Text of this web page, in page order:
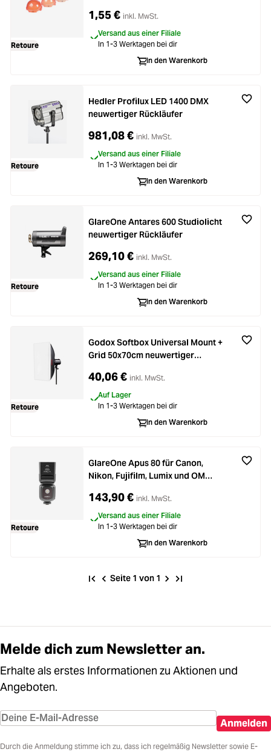
Retoure
1,55 € inkl. MwSt.
Versand aus einer Filiale
In 1-3 Werktagen bei dir
In den Warenkorb
Retoure
Hedler Profilux LED 1400 DMX
neuwertiger Rückläufer
981,08 € inkl. MwSt.
Versand aus einer Filiale
In 1-3 Werktagen bei dir
In den Warenkorb
Retoure
GlareOne Antares 600 Studiolicht
neuwertiger Rückläufer
269,10 € inkl. MwSt.
Versand aus einer Filiale
In 1-3 Werktagen bei dir
In den Warenkorb
Retoure
Godox Softbox Universal Mount +
Grid 50x70cm neuwertiger
40,06 € inkl. MwSt.
Auf Lager
In 1-3 Werktagen bei dir
In den Warenkorb
Retoure
GlareOne Apus 80 für Canon,
Nikon, Fujifilm, Lumix und OM
143,90 € inkl. MwSt.
Versand aus einer Filiale
In 1-3 Werktagen bei dir
In den Warenkorb
Seite 1 von 1
Melde dich zum Newsletter an.
Erhalte als erstes Informationen zu Aktionen und
Angeboten.
Anmelden
Durch die Anmeldung stimme ich zu, dass ich regelmäßig Newsletter sowie E-